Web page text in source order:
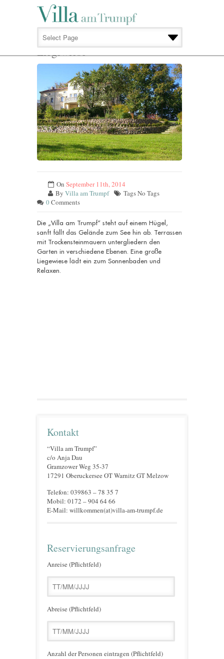
LIEGEWIESE
Liegewiese
OnSeptember 11th, 2014
ByVilla am Trumpf
Tags No Tags
0Comments
Die „Villa am Trumpf“ steht auf einem Hügel,
sanft fällt das Gelände zum See hin ab. Terrassen
mit Trockensteinmauern untergliedern den
Garten in verschiedene Ebenen. Eine große
Liegewiese lädt ein zum Sonnenbaden und
Relaxen.
Kontakt
“Villa am Trumpf”
c/o Anja Dau
Gramzower Weg 35-37
17291 Oberuckersee OT Warnitz GT Melzow
Telefon: 039863 – 78 35 7
Mobil: 0172 – 904 64 66
E-Mail: willkommen(at)villa-am-trumpf.de
Reservierungsanfrage
Anreise (Pflichtfeld)
Abreise (Pflichtfeld)
Anzahl der Personen eintragen (Pflichtfeld)